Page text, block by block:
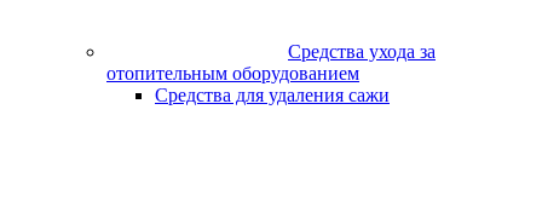
Средства ухода за
отопительным оборудованием
Средства для удаления сажи